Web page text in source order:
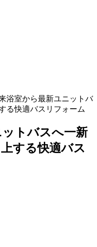
浴室から最新ユニットバ
る快適バスリフォーム
トバスへ一新
する快適バス